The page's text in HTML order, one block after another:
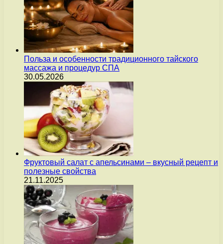
Польза и особенности традиционного тайского
массажа и процедур СПА
30.05.2026
Фруктовый салат с апельсинами – вкусный рецепт и
полезные свойства
21.11.2025